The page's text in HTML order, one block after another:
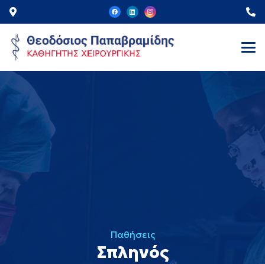
Παθήσεις
Σπληνός